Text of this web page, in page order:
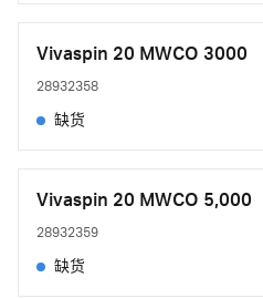
Vivaspin 20 MWCO 3000
28932358
缺货
Vivaspin 20 MWCO 5,000
28932359
缺货